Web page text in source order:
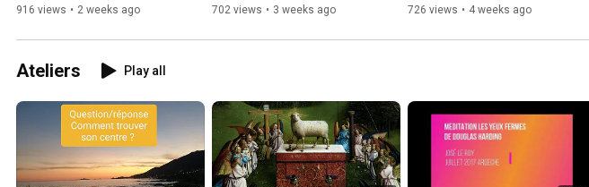
916 views • 2 weeks ago 702 views • 3 weeks ago
While Taking Action?
726 views • 4 weeks ago
Ateliers Play all